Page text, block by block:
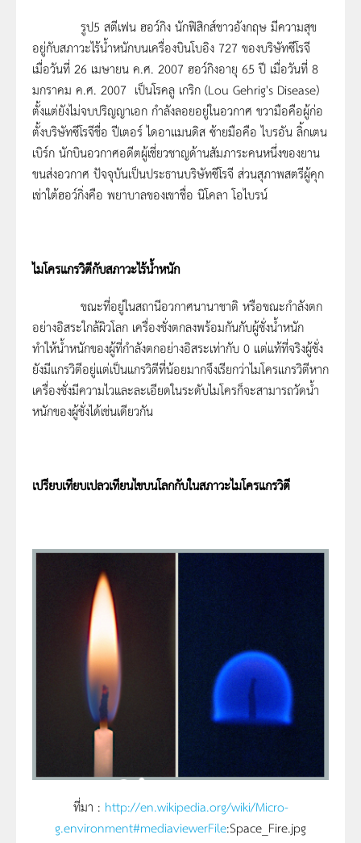
รูป5 สตีเฟน ฮอว์กิง นักฟิสิกส์ชาวอังกฤษ มีความสุข
อยู่กับสภาวะไร้น้ำหนักบนเครื่องบินโบอิง 727 ของบริษัทซีโรจี
เมื่อวันที่ 26 เมษายน ค.ศ. 2007 ฮอว์กิงอายุ 65 ปี เมื่อวันที่ 8
มกราคม ค.ศ. 2007 เป็นโรคลู เกริก (Lou Gehrig's Disease)
ตั้งแต่ยังไม่จบปริญญาเอก กำลังลอยอยู่ในอวกาศ ขวามือคือผู้ก่อ
ตั้งบริษัทซีโรจีชื่อ ปีเตอร์ ไดอาแมนดิส ซ้ายมือคือ ไบรอัน ลิ้กเตน
เบิร์ก นักบินอวกาศอดีตผู้เชี่ยวชาญด้านสัมภาระคนหนึ่งของยาน
ขนส่งอวกาศ ปัจจุบันเป็นประธานบริษัทซีโรจี ส่วนสุภาพสตรีผู้คุก
เข่าใต้ฮอว์กิ่งคือ พยาบาลของเขาชื่อ นิโคลา โอไบรน์
ไมโครแกรวิตีกับสภาวะไร้น้ำหนัก
ขณะที่อยู่ในสถานีอวกาศนานาชาติ หรือขณะกำลังตก
อย่างอิสระใกล้ผิวโลก เครื่องชั่งตกลงพร้อมกันกับผู้ชั่งน้ำหนัก
ทำให้น้ำหนักของผู้ที่กำลังตกอย่างอิสระเท่ากับ 0 แต่แท้ที่จริงผู้ชั่ง
ยังมีแกรวิตีอยู่แต่เป็นแกรวิตีที่น้อยมากจึงเรียกว่าไมโครแกรวิตีหาก
เครื่องชั่งมีความไวและละเอียดในระดับไมโครก็จะสามารถวัดน้ำ
หนักของผู้ชั่งได้เช่นเดียวกัน
เปรียบเทียบเปลวเทียนไขบนโลกกับในสภาวะไมโครแกรวิตี
ที่มา : http://en.wikipedia.org/wiki/Micro-
g.environment#mediaviewerFile:Space_Fire.jpg